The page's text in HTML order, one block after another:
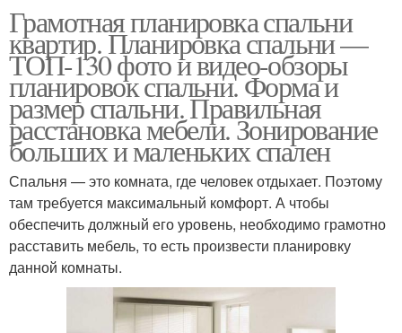
Грамотная планировка спальни
квартир. Планировка спальни —
ТОП-130 фото и видео-обзоры
планировок спальни. Форма и
размер спальни. Правильная
расстановка мебели. Зонирование
больших и маленьких спален
Спальня — это комната, где человек отдыхает. Поэтому
там требуется максимальный комфорт. А чтобы
обеспечить должный его уровень, необходимо грамотно
расставить мебель, то есть произвести планировку
данной комнаты.